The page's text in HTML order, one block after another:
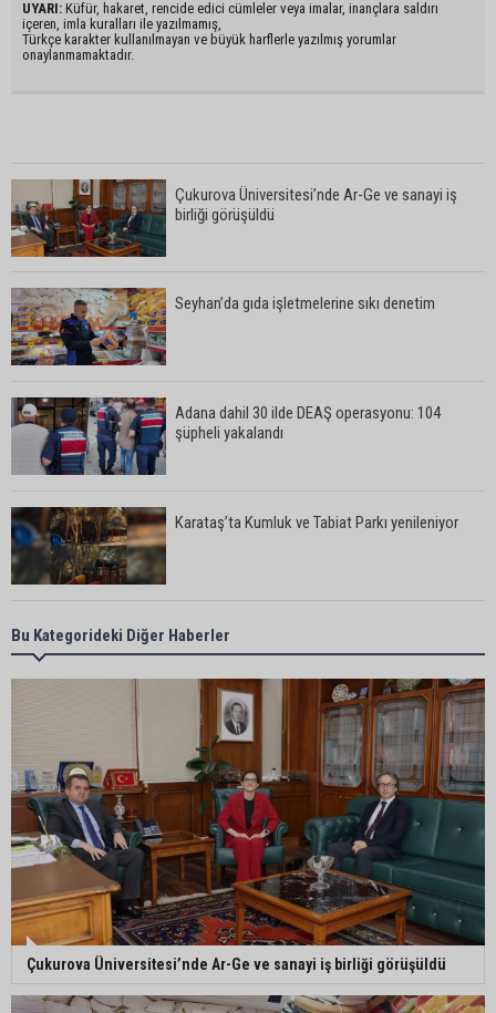
UYARI: Küfür, hakaret, rencide edici cümleler veya imalar, inançlara saldırı
içeren, imla kuralları ile yazılmamış,
Türkçe karakter kullanılmayan ve büyük harflerle yazılmış yorumlar
onaylanmamaktadır.
Çukurova Üniversitesi’nde Ar-Ge ve sanayi iş
birliği görüşüldü
Seyhan’da gıda işletmelerine sıkı denetim
Adana dahil 30 ilde DEAŞ operasyonu: 104
şüpheli yakalandı
Karataş’ta Kumluk ve Tabiat Parkı yenileniyor
Bekir Şimşek’ten Mustafa Özkan’a ziyaret
Ceyhan’da asfalt çalışmaları sürüyor
Ceyhan’da açık hava sineması keyfi iki farklı
parkta devam ediyor
5. Yunusoğlu Futbol Turnuvası’nda final heyecanı
Bu Kategorideki Diğer Haberler
Çukurova Üniversitesi’nde Ar-Ge ve sanayi iş birliği görüşüldü